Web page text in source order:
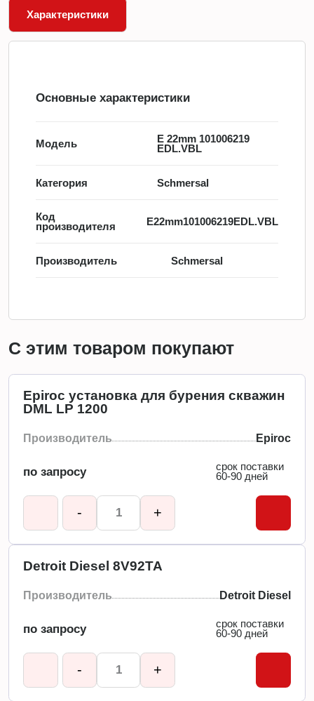
Характеристики
Основные характеристики
Модель
E 22mm 101006219
EDL.VBL
Категория Schmersal
Код
производителя
E22mm101006219EDL.VBL
Производитель Schmersal
С этим товаром покупают
Epiroc установка для бурения скважин
DML LP 1200
Производитель Epiroc
по запросу
срок поставки
60-90 дней
- +
Detroit Diesel 8V92TA
Производитель Detroit Diesel
по запросу
срок поставки
60-90 дней
- +